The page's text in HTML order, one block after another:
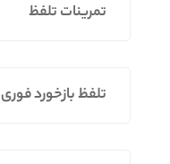
تمرینات تلفظ
تلفظ بازخورد فوری